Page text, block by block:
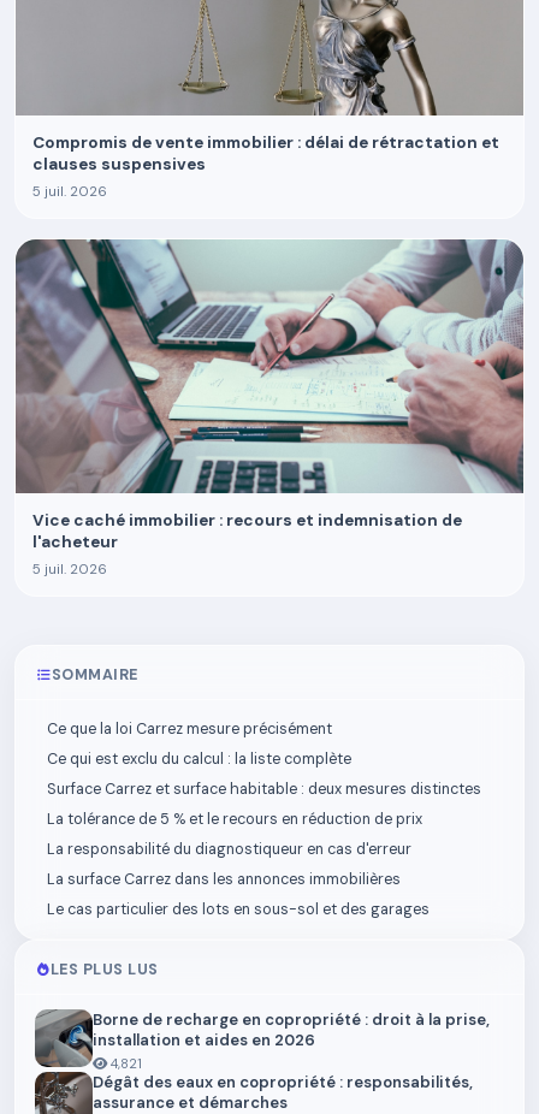
Compromis de vente immobilier : délai de rétractation et
clauses suspensives
5 juil. 2026
Vice caché immobilier : recours et indemnisation de
l'acheteur
5 juil. 2026
SOMMAIRE
Ce que la loi Carrez mesure précisément
Ce qui est exclu du calcul : la liste complète
Surface Carrez et surface habitable : deux mesures distinctes
La tolérance de 5 % et le recours en réduction de prix
La responsabilité du diagnostiqueur en cas d'erreur
La surface Carrez dans les annonces immobilières
Le cas particulier des lots en sous-sol et des garages
LES PLUS LUS
Borne de recharge en copropriété : droit à la prise,
installation et aides en 2026
4,821
Dégât des eaux en copropriété : responsabilités,
assurance et démarches